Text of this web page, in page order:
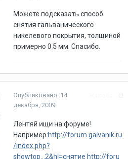
Можете подсказать способ
снятия гальванического
никелевого покрытия, толщиной
примерно 0.5 мм. Спасибо.
Опубликовано: 14
декабря, 2009
Лентяй ищи на форуме!
Например:http://forum.galvanik.ru
/index.php?
showtop...2&hl=снятие http://foru